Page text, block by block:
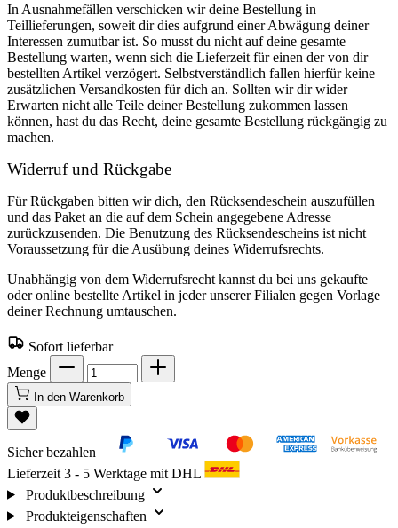
In Ausnahmefällen verschicken wir deine Bestellung in
Teillieferungen, soweit dir dies aufgrund einer Abwägung deiner
Interessen zumutbar ist. So musst du nicht auf deine gesamte
Bestellung warten, wenn sich die Lieferzeit für einen der von dir
bestellten Artikel verzögert. Selbstverständlich fallen hierfür keine
zusätzlichen Versandkosten für dich an. Sollten wir dir wider
Erwarten nicht alle Teile deiner Bestellung zukommen lassen
können, hast du das Recht, deine gesamte Bestellung rückgängig zu
machen.
Widerruf und Rückgabe
Für Rückgaben bitten wir dich, den Rücksendeschein auszufüllen
und das Paket an die auf dem Schein angegebene Adresse
zurückzusenden. Die Benutzung des Rücksendescheins ist nicht
Voraussetzung für die Ausübung deines Widerrufsrechts.
Unabhängig von dem Widerrufsrecht kannst du bei uns gekaufte
oder online bestellte Artikel in jeder unserer Filialen gegen Vorlage
deiner Rechnung umtauschen.
Sofort lieferbar
Menge
In den Warenkorb
Sicher bezahlen
Lieferzeit 3 - 5 Werktage mit DHL
Produktbeschreibung
Produkteigenschaften